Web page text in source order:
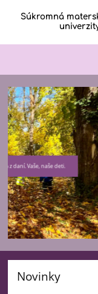
Súkromná
stránka
Ďakujeme , že na
Novinky